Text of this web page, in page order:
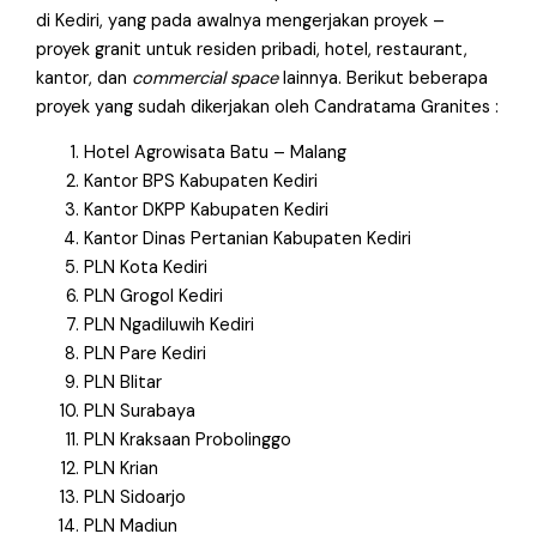
di Kediri, yang pada awalnya mengerjakan proyek –
proyek granit untuk residen pribadi, hotel, restaurant,
kantor, dan commercial spacelainnya. Berikut beberapa
proyek yang sudah dikerjakan oleh Candratama Granites :
Hotel Agrowisata Batu – Malang
Kantor BPS Kabupaten Kediri
Kantor DKPP Kabupaten Kediri
Kantor Dinas Pertanian Kabupaten Kediri
PLN Kota Kediri
PLN Grogol Kediri
PLN Ngadiluwih Kediri
PLN Pare Kediri
PLN Blitar
PLN Surabaya
PLN Kraksaan Probolinggo
PLN Krian
PLN Sidoarjo
PLN Madiun